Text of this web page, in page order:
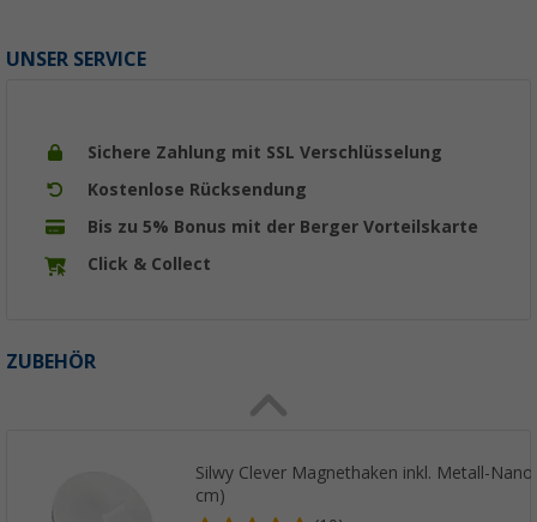
UNSER SERVICE
Sichere Zahlung mit SSL Verschlüsselung
Kostenlose Rücksendung
Bis zu 5% Bonus mit der Berger Vorteilskarte
Click & Collect
ZUBEHÖR
Silwy Clever Magnethaken inkl. Metall-
cm)